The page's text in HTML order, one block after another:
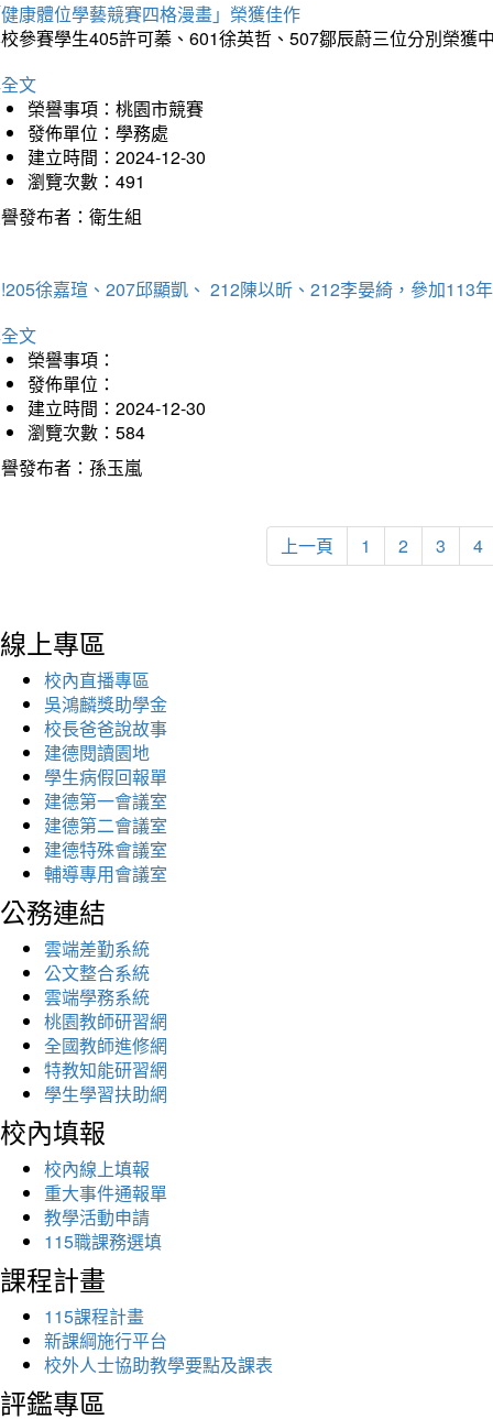
康體位學藝競賽四格漫畫」榮獲佳作
參賽學生405許可蓁、601徐英哲、507鄒辰蔚三位分別榮獲
文
榮譽事項：桃園市競賽
發佈單位：學務處
建立時間：2024-12-30
瀏覽次數：491
發布者：衛生組
徐嘉瑄、207邱顯凱、 212陳以昕、212李晏綺，參加113
文
榮譽事項：
發佈單位：
建立時間：2024-12-30
瀏覽次數：584
發布者：孫玉嵐
上一頁 1 2 3 4
線上專區
校內直播專區
吳鴻麟獎助學金
校長爸爸說故事
建德閱讀園地
學生病假回報單
建德第一會議室
建德第二會議室
建德特殊會議室
輔導專用會議室
公務連結
雲端差勤系統
公文整合系統
雲端學務系統
桃園教師研習網
全國教師進修網
特教知能研習網
學生學習扶助網
校內填報
校內線上填報
重大事件通報單
教學活動申請
115職課務選填
課程計畫
115課程計畫
新課綱施行平台
校外人士協助教學要點及課表
評鑑專區